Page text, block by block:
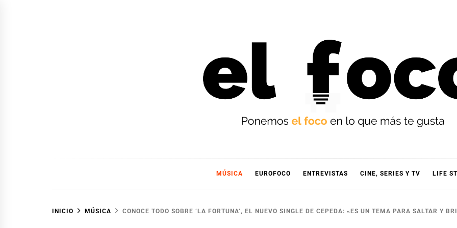
EL FOCO
MÚSICA EUROFOCO ENTREVISTAS CINE, SERIES Y TV LIFE
INICIO MÚSICA CONOCE TODO SOBRE ‘LA FORTUNA’, EL NUEVO SINGLE DE CEPEDA: «ES UN TEMA PARA SALTAR Y